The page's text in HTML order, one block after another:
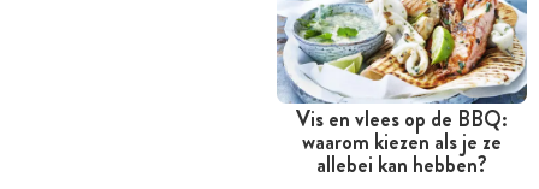
Vis en vlees op de BBQ:
waarom kiezen als je ze
allebei kan hebben?